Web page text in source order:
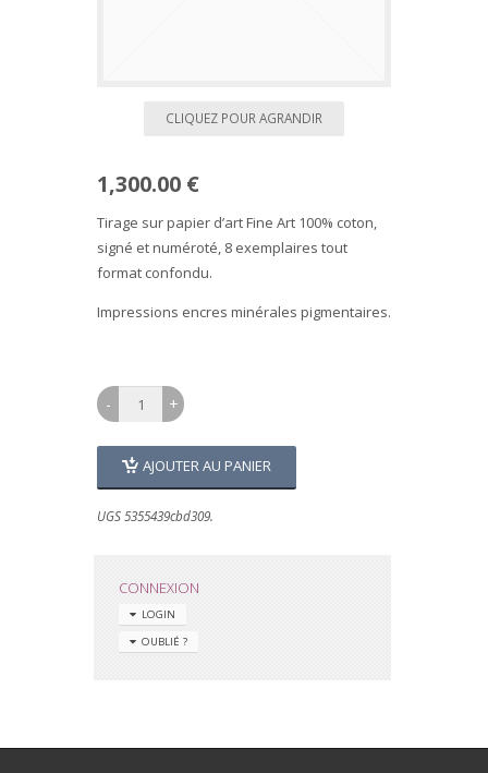
CLIQUEZ POUR AGRANDIR
1,300.00 €
Tirage sur papier d’art Fine Art 100% coton,
signé et numéroté, 8 exemplaires tout
format confondu.
Impressions encres minérales pigmentaires.
AJOUTER AU PANIER
UGS 5355439cbd309.
CONNEXION
LOGIN
OUBLIÉ ?